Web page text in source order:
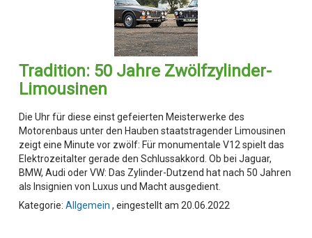
Tradition: 50 Jahre Zwölfzylinder-
Limousinen
Die Uhr für diese einst gefeierten Meisterwerke des
Motorenbaus unter den Hauben staatstragender Limousinen
zeigt eine Minute vor zwölf: Für monumentale V12 spielt das
Elektrozeitalter gerade den Schlussakkord. Ob bei Jaguar,
BMW, Audi oder VW: Das Zylinder-Dutzend hat nach 50 Jahren
als Insignien von Luxus und Macht ausgedient.
Kategorie: Allgemein , eingestellt am 20.06.2022